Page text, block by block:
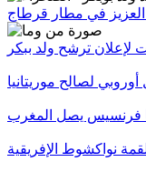
في مطار قرطاج
لإعلان ترشح ولد ببكر
أوروبي لصالح موريتانيا
فرنسيس يصل المغرب
نواكشوط الإفريقية